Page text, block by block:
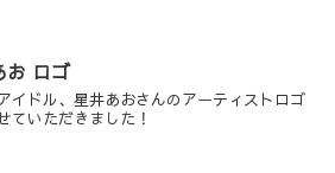
お ロゴ
イドル、星井あおさんのアーティストロゴ
ていただきました！